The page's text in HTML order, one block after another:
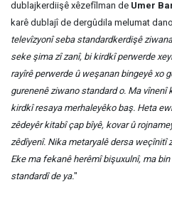
dublajkerdiişê xêzefîlman de Umer
karê dublajî de dergûdila melumat
televîzyonî seba standardkerdişê
seke şima zî zanî, bi kirdkî perwerde
rayîrê perwerde û weşanan bingeyê xo
gurenenê ziwano standard o. Ma vînenî
kirdkî resaya merhaleyêko baş. Heta
zêdeyêr kitabî çap bîyê, kovar û
zêdîyenî. Nika metaryalê dersa weçînitî
Eke ma fekanê herêmî bişuxulnî, ma
standardî de ya."